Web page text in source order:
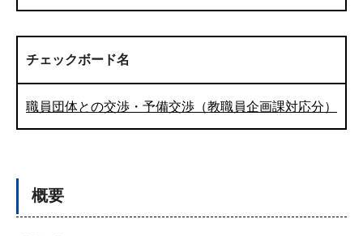
チェックボード名
職員団体との交渉・予備交渉（教職員企画課対応分）
概要